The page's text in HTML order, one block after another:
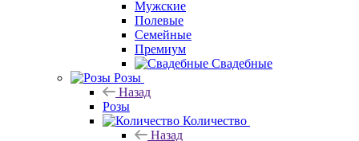
Мужские
Полевые
Семейные
Премиум
Свадебные
Розы
Назад
Розы
Количество
Назад